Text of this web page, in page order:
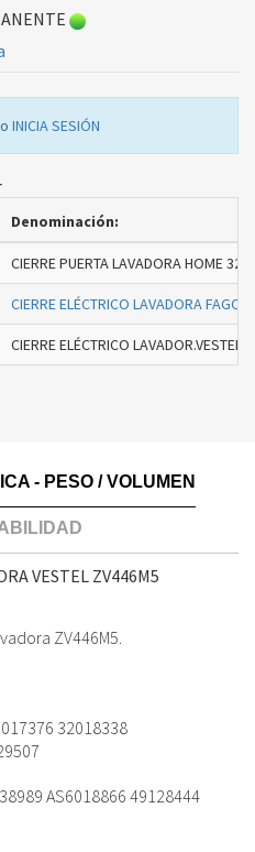
INICIA SESIÓN
Denominación:
CIERRE PUERTA LAVADORA HOME
CIERRE ELÉCTRICO LAVADORA
CIERRE ELÉCTRICO LAVADOR.VESTEL
- PESO / VOLUMEN
VESTEL ZV446M5
ZV446M5.
32018338
AS6018866 49128444